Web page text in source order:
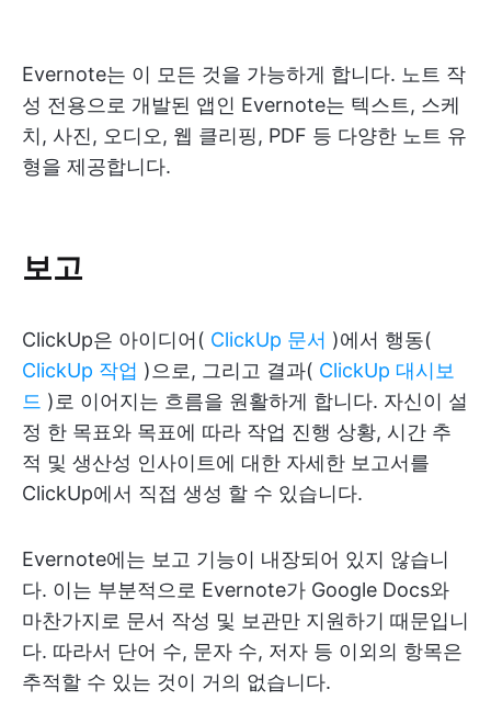
Evernote는 이 모든 것을 가능하게 합니다. 노트 작
성 전용으로 개발된 앱인 Evernote는 텍스트, 스케
치, 사진, 오디오, 웹 클리핑, PDF 등 다양한 노트 유
형을 제공합니다.
보고
ClickUp은 아이디어( ClickUp 문서 )에서 행동(
ClickUp 작업 )으로, 그리고 결과( ClickUp 대시보
드 )로 이어지는 흐름을 원활하게 합니다. 자신이 설
정 한 목표와 목표에 따라 작업 진행 상황, 시간 추
적 및 생산성 인사이트에 대한 자세한 보고서를
ClickUp에서 직접 생성 할 수 있습니다.
Evernote에는 보고 기능이 내장되어 있지 않습니
다. 이는 부분적으로 Evernote가 Google Docs와
마찬가지로 문서 작성 및 보관만 지원하기 때문입니
다. 따라서 단어 수, 문자 수, 저자 등 이외의 항목은
추적할 수 있는 것이 거의 없습니다.